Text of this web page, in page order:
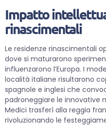
Impatto
rinascimentali
Le residenze rinascimentali
dove si maturarono
influenzarono l’Europa. I
località italiane risultarono
spagnole e inglesi che
padroneggiare le innovative
Medici trasferì alla reggia
rivoluzionando le